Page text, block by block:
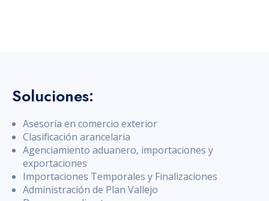
Soluciones:
Asesoría en comercio exterior
Clasificación arancelaria
Agenciamiento aduanero, importaciones y
exportaciones
Importaciones Temporales y Finalizaciones
Administración de Plan Vallejo